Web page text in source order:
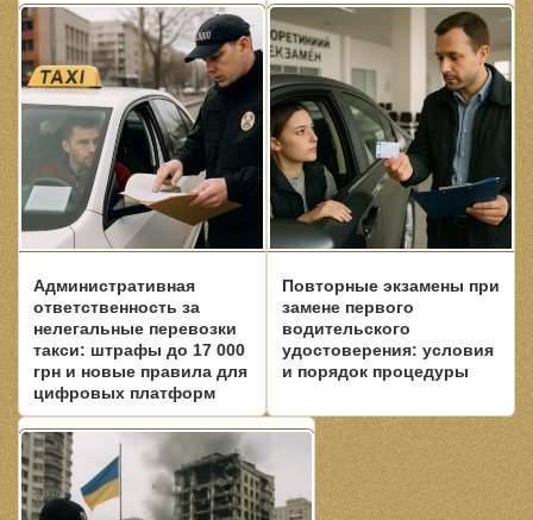
Административная
ответственность за
нелегальные перевозки
такси: штрафы до 17 000
грн и новые правила для
цифровых платформ
Повторные экзамены при
замене первого
водительского
удостоверения: условия
и порядок процедуры